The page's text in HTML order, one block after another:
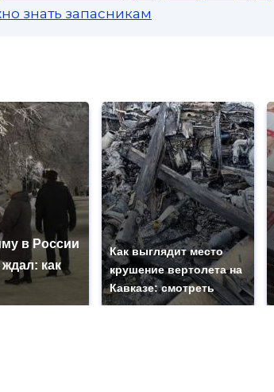
знать запасникам
в России
как
Как выглядит место
крушение вертолета на
Кавказе: смотреть